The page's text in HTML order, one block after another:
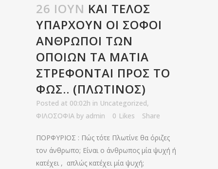
26 ΙΟΎΝ ΚΑΙ ΤΈΛΟΣ
ΥΠΆΡΧΟΥΝ ΟΙ ΣΟΦΟΊ
ΆΝΘΡΩΠΟΙ ΤΩΝ
ΟΠΟΊΩΝ ΤΑ ΜΆΤΙΑ
ΣΤΡΈΦΟΝΤΑΙ ΠΡΟΣ ΤΟ
ΦΩΣ.. (ΠΛΩΤΙΝΟΣ)
Posted at 00:02h in Uncategorized,
ΦΙΛΟΣΟΦΙΑ by admin 0 Likes Share
ΠΟΡΦΥΡΙΟΣ : Πώς τότε Πλωτίνε θα όριζες
τον άνθρωπο; Είναι ο άνθρωπος μία ψυχή ή
κατέχει , απλώς κατέχει μία ψυχή;